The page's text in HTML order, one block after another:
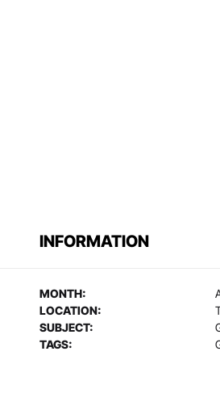
INFORMATION
MONTH:
LOCATION:
SUBJECT:
TAGS: